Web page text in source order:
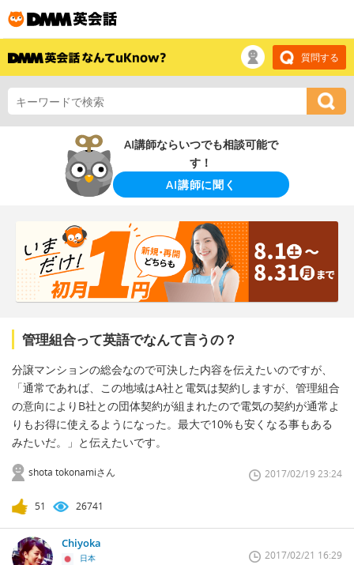
質問する
AI講師ならいつでも相談可能で
す！
AI講師に聞く
管理組合って英語でなんて言うの？
分譲マンションの総会なので可決した内容を伝えたいのですが、
「通常であれば、この地域はA社と電気は契約しますが、管理組合
の意向によりB社との団体契約が組まれたので電気の契約が通常よ
りもお得に使えるようになった。最大で10%も安くなる事もある
みたいだ。」と伝えたいです。
shota tokonamiさん 2017/02/19 23:24
51 26741
Chiyoka
日本 2017/02/21 16:29